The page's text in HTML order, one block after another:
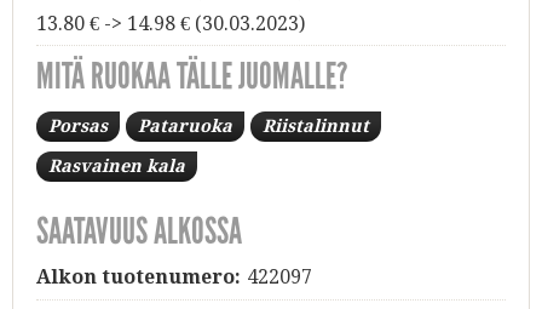
13.80 € -> 14.98 € (30.03.2023)
MITÄ RUOKAA TÄLLE JUOMALLE?
Porsas Pataruoka Riistalinnut
Rasvainen kala
SAATAVUUS ALKOSSA
Alkon tuotenumero: 422097